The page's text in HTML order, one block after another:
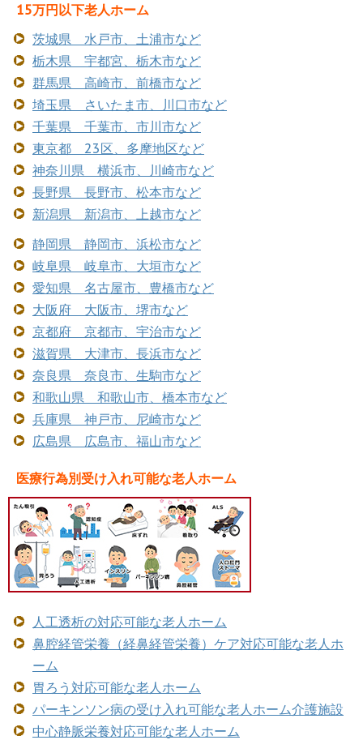
15万円以下老人ホーム
茨城県 水戸市、土浦市など
栃木県 宇都宮、栃木市など
群馬県 高崎市、前橋市など
埼玉県 さいたま市、川口市など
千葉県 千葉市、市川市など
東京都 23区、多摩地区など
神奈川県 横浜市、川崎市など
長野県 長野市、松本市など
新潟県 新潟市、上越市など
静岡県 静岡市、浜松市など
岐阜県 岐阜市、大垣市など
愛知県 名古屋市、豊橋市など
大阪府 大阪市、堺市など
京都府 京都市、宇治市など
滋賀県 大津市、長浜市など
奈良県 奈良市、生駒市など
和歌山県 和歌山市、橋本市など
兵庫県 神戸市、尼崎市など
広島県 広島市、福山市など
医療行為別受け入れ可能な老人ホーム
人工透析の対応可能な老人ホーム
鼻腔経管栄養（経鼻経管栄養）ケア対応可能な老人ホ
ーム
胃ろう対応可能な老人ホーム
パーキンソン病の受け入れ可能な老人ホーム介護施設
中心静脈栄養対応可能な老人ホーム